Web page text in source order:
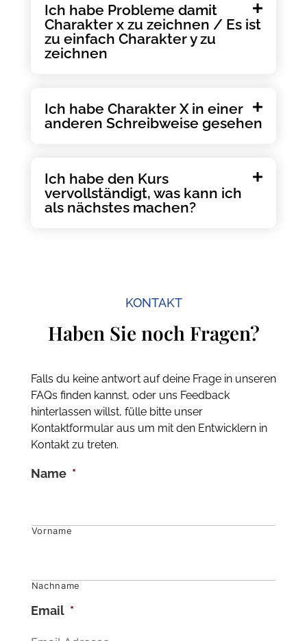
Ich habe Probleme damit
Charakter x zu zeichnen / Es ist
zu einfach Charakter y zu
zeichnen
Ich habe Charakter X in einer
anderen Schreibweise gesehen
Ich habe den Kurs
vervollständigt, was kann ich
als nächstes machen?
KONTAKT
Haben Sie noch Fragen?
Falls du keine antwort auf deine Frage in unseren
FAQs finden kannst, oder uns Feedback
hinterlassen willst, fülle bitte unser
Kontaktformular aus um mit den Entwicklern in
Kontakt zu treten.
Name *
Vorname
Nachname
Email *